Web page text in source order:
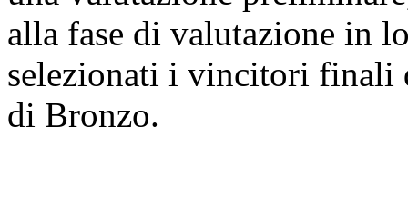
alla fase di valutazione in
selezionati i vincitori finali
di Bronzo.